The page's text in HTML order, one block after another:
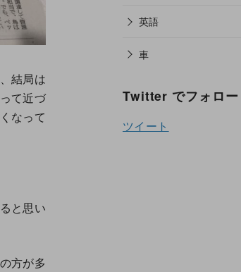
結局は
て近づ
なって
と思い
方が多
英語
車
Twitter でフォロー
ツイート